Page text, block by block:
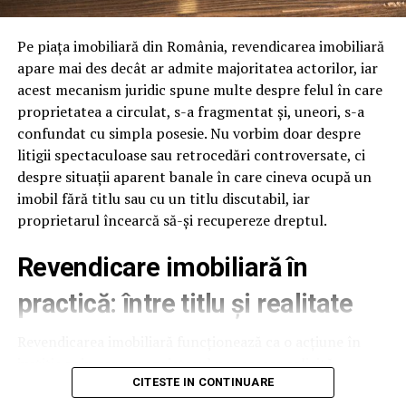
Pen și Salvini.
BrailaMEA.ro
ARTICOLE PE ACEIASI TEMA: PRIMA
URMATORUL
Cunoscută artistă despre Andreea Bălan, declarație șoc
– ”ziceai că prevestește” | BrailaMEA
Nimeni nu poate interzice Turciei să cumpere S-400 |
BrailaMEA
delicate
Suprafetele delicate includ lentilele camerelor, senzorii,
plasticul negru lucios si zonele cu vopsea mata. Spuma
buna are pH neutru sau usor alcalin si nu ataca aceste
suprafete. Jetul de clatire trebuie sa fie la presiune
medie, nu maxima, pentru a nu forta apa sub capace.
Foloseste duze evazate la clatire, care distribuie apa
uniform, fara presiune directionata. Aceste setari sunt
usor de implementat si reduc semnificativ riscul de
reclamatii pe caroserie delicata.
Viteza programului in regim
touchless
minut, ceara optionala 30 secunde. Fata de un program
Pe piața imobiliară din România, revendicarea imobiliară
apare mai des decât ar admite majoritatea actorilor, iar
acest mecanism juridic spune multe despre felul în care
proprietatea a circulat, s-a fragmentat și, uneori, s-a
confundat cu simpla posesie. Nu vorbim doar despre
litigii spectaculoase sau retrocedări controversate, ci
despre situații aparent banale în care cineva ocupă un
imobil fără titlu sau cu un titlu discutabil, iar
proprietarul încearcă să-și recupereze dreptul.
Revendicare imobiliară în
practică: între titlu și realitate
justiție prin care proprietarul neposesor solicită
restituirea bunului de la posesorul neproprietar. Simplu
CITESTE IN CONTINUARE